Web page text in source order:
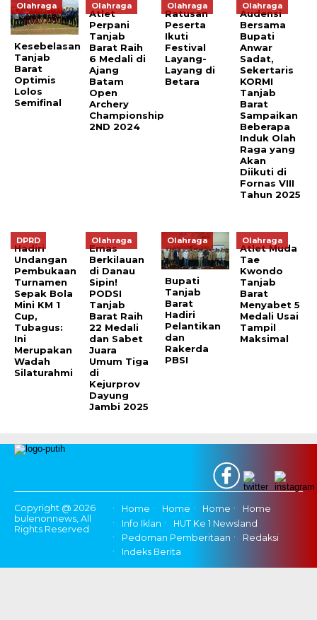
Olahraga
Kesebelasan
Tanjab
Barat
Optimis
Lolos
Semifinal
Olahraga
Atlet
Perpani
Tanjab
Barat Raih
6 Medali di
Ajang
Batam
Open
Archery
Championship
2ND 2024
Olahraga
Ratusan
Peserta
Ikuti
Festival
Layang-
Layang di
Betara
Olahraga
Audensi
Bersama
Bupati
Anwar
Sadat,
Sekertaris
KORMI
Tanjab
Barat
Sampaikan
Beberapa
Induk Olah
Raga yang
Akan
Diikuti di
Fornas VIII
Tahun 2025
DPRD
Hadiri
Undangan
Pembukaan
Turnamen
Sepak Bola
Mini KM 1
Cup,
Tubagus:
Ini
Merupakan
Wadah
Silaturahmi
Olahraga
Emas
Berkilauan
di Danau
Sipin!
PODSI
Tanjab
Barat Raih
22 Medali
dan Sabet
Juara
Umum Tiga
di
Kejurprov
Dayung
Jambi 2025
Olahraga
Bupati
Tanjab
Barat
Hadiri
Pelantikan
dan
Rakerda
PBSI
Olahraga
Atlet Muda
Tae
Kwondo
Tanjab
Barat
Menyabet 5
Medali Usai
Tampil
Maksimal
Copyright @ 2026
bulenonnews, All
Rights Reserved
Home Home Home
Home
Info Iklan
HUT Ke 1 Newsland
Pedoman Pemberitaan
Redaksi
Indeks Berita